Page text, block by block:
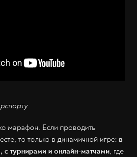
марафон. Если проводить
то только в динамичной игре: в
турнирами и онлайн-матчами, где